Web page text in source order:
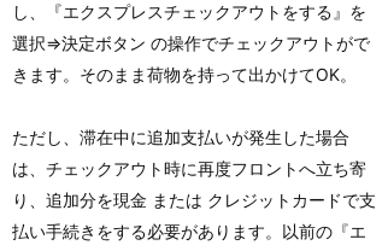
し、『エクスプレスチェックアウトをする』を
選択⇒決定ボタン の操作でチェックアウトがで
きます。そのまま荷物を持って出かけてOK。
ただし、滞在中に追加支払いが発生した場合
は、チェックアウト時に再度フロントへ立ち寄
り、追加分を現金 または クレジットカードで支
払い手続きをする必要があります。以前の『エ